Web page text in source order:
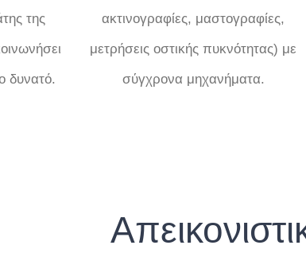
της
δυνατό.
ακτινογραφίες, μαστογραφίες,
μετρήσεις οστικής πυκνότητας) με
σύγχρονα μηχανήματα.